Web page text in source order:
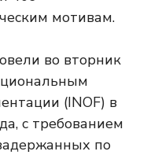
мотивам.
во вторник
(INOF) в
с требованием
по